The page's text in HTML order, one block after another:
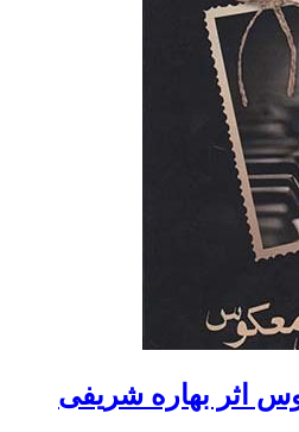
اثر بهاره شریفی